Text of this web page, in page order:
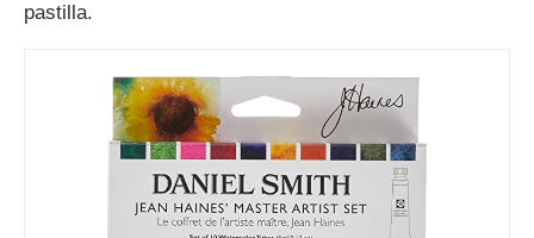
pastilla.